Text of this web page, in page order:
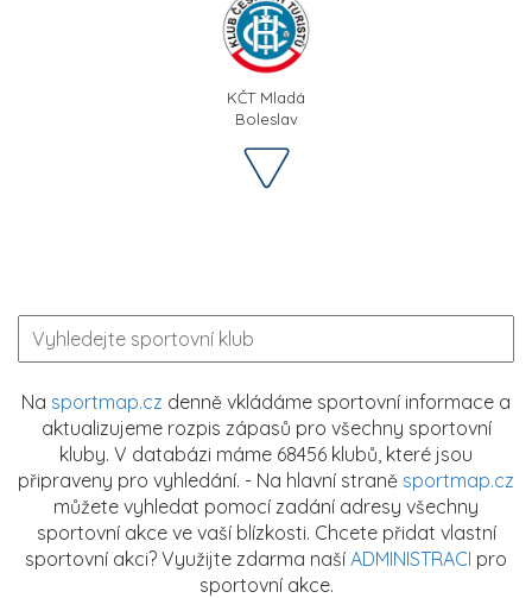
KČT Mladá
Boleslav
Na sportmap.cz denně vkládáme sportovní informace a
aktualizujeme rozpis zápasů pro všechny sportovní
kluby. V databázi máme 68456 klubů, které jsou
připraveny pro vyhledání. - Na hlavní straně sportmap.cz
můžete vyhledat pomocí zadání adresy všechny
sportovní akce ve vaší blízkosti. Chcete přidat vlastní
sportovní akci? Využijte zdarma naší ADMINISTRACI pro
sportovní akce.